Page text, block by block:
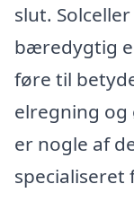
slut.
bæredygtig
føre til
elregning
er nogle af
specialiseret